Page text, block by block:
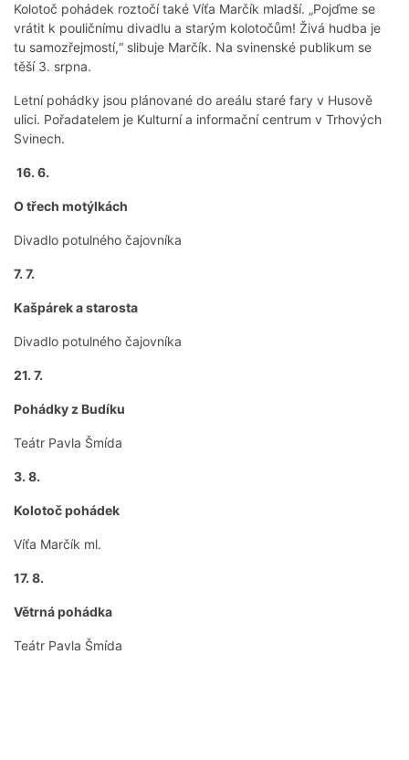
Kolotoč pohádek roztočí také Víťa Marčík mladší. „Pojďme se
vrátit k pouličnímu divadlu a starým kolotočům! Živá hudba je
tu samozřejmostí,“ slibuje Marčík. Na svinenské publikum se
těší 3. srpna.
Letní pohádky jsou plánované do areálu staré fary v Husově
ulici. Pořadatelem je Kulturní a informační centrum v Trhových
Svinech.
16. 6.
O třech motýlkách
Divadlo potulného čajovníka
7. 7.
Kašpárek a starosta
Divadlo potulného čajovníka
21. 7.
Pohádky z Budíku
Teátr Pavla Šmída
3. 8.
Kolotoč pohádek
Víťa Marčík ml.
17. 8.
Větrná pohádka
Teátr Pavla Šmída